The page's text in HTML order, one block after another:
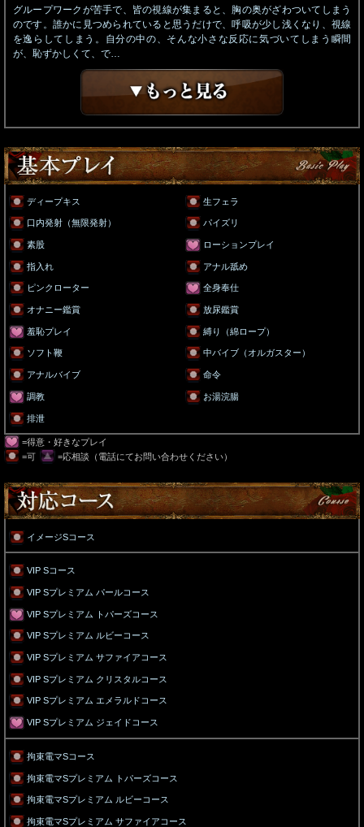
グループワークが苦手で、皆の視線が集まると、胸の奥がざわついてしまう
のです。誰かに見つめられていると思うだけで、呼吸が少し浅くなり、視線
を逸らしてしまう。自分の中の、そんな小さな反応に気づいてしまう瞬間
が、恥ずかしくて、で…
ディープキス 生フェラ
口内発射（無限発射） パイズリ
素股 ローションプレイ
指入れ アナル舐め
ピンクローター 全身奉仕
オナニー鑑賞 放尿鑑賞
羞恥プレイ 縛り（綿ロープ）
ソフト鞭 中バイブ（オルガスター）
アナルバイブ 命令
調教 お湯浣腸
排泄
=得意・好きなプレイ
=可
=応相談（電話にてお問い合わせください）
イメージSコース
VIP Sコース
VIP Sプレミアム パールコース
VIP Sプレミアム トパーズコース
VIP Sプレミアム ルビーコース
VIP Sプレミアム サファイアコース
VIP Sプレミアム クリスタルコース
VIP Sプレミアム エメラルドコース
VIP Sプレミアム ジェイドコース
拘束電マSコース
拘束電マSプレミアム トパーズコース
拘束電マSプレミアム ルビーコース
拘束電マSプレミアム サファイアコース